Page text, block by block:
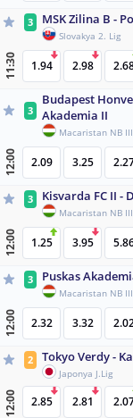
3 MSK Zilina B -
Slovakya 2. Lig
11:30 1.94 2.98
3
Budapest
Akademia II
Macaristan NB
12:00 2.09 3.25
3 Kisvarda FC II -
Macaristan NB
12:00 1.25 3.95
3 Puskas
Macaristan NB
12:00 2.32 3.32
2 Tokyo Verdy -
Japonya J.Lig
12:00 2.85 2.81